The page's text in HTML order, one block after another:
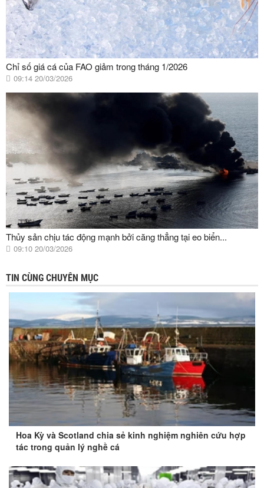
Chỉ số giá cá của FAO giảm trong tháng 1/2026
09:14 20/03/2026
Thủy sản chịu tác động mạnh bởi căng thẳng tại eo biển...
09:10 20/03/2026
TIN CÙNG CHUYÊN MỤC
Hoa Kỳ và Scotland chia sẻ kinh nghiệm nghiên cứu hợp
tác trong quản lý nghề cá